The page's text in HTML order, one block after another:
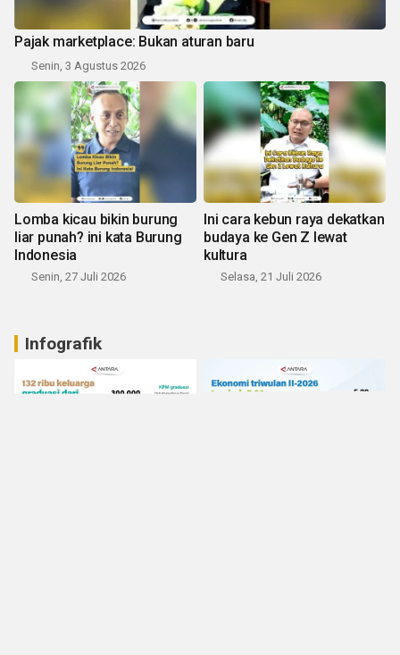
Pajak marketplace: Bukan aturan baru
Senin, 3 Agustus 2026
Lomba kicau bikin burung
liar punah? ini kata Burung
Indonesia
Senin, 27 Juli 2026
Ini cara kebun raya dekatkan
budaya ke Gen Z lewat
kultura
Selasa, 21 Juli 2026
Infografik